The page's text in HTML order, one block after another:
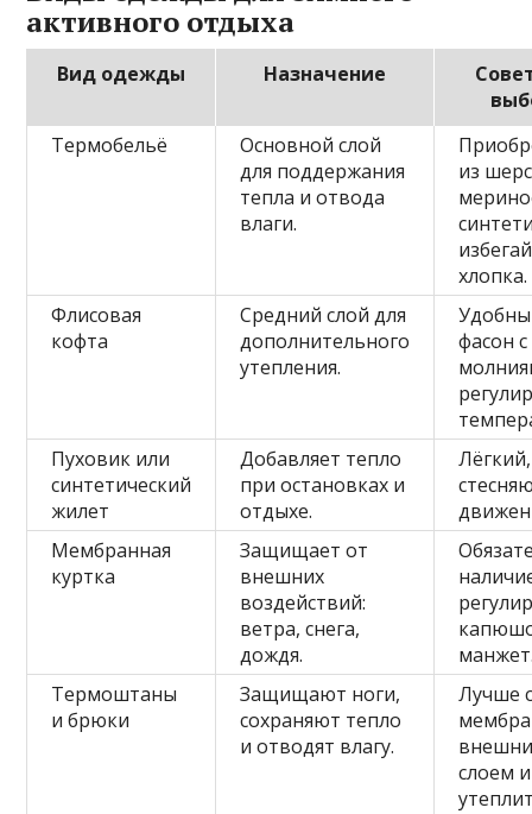
активного отдыха
Вид одежды Назначение
Термобельё
Основной слой
для поддержания
тепла и отвода
влаги.
из
хлопка.
Флисовая
кофта
Средний слой для
дополнительного
утепления.
фасон с
Пуховик или
синтетический
жилет
Добавляет тепло
при остановках и
отдыхе.
Мембранная
куртка
Защищает от
внешних
воздействий:
ветра, снега,
дождя.
Термоштаны
и брюки
Защищают ноги,
сохраняют тепло
и отводят влагу.
Лучше
слоем и